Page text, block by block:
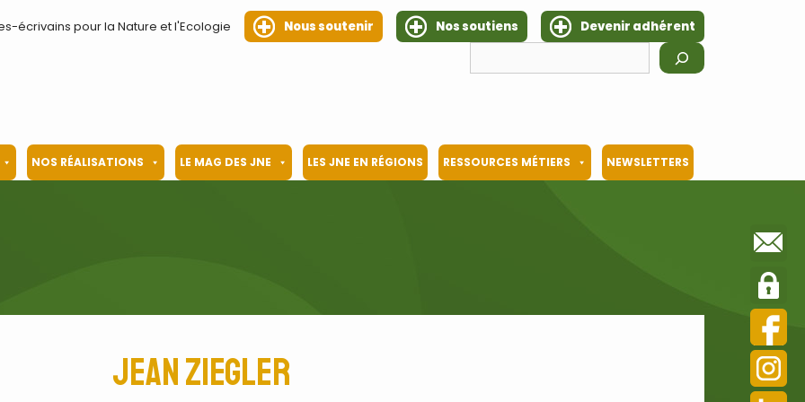
écrivains pour la Nature et l'Ecologie Nous soutenir Nos soutiens
Devenir adhérent
NOS RÉALISATIONS LE MAG DES JNE LES JNE EN RÉGIONS RESSOURCES MÉTIERS NEWSLETTERS
Jean Ziegler